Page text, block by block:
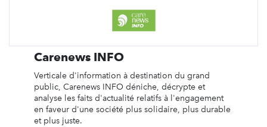
Carenews INFO
Verticale d'information à destination du grand
public, Carenews INFO déniche, décrypte et
analyse les faits d'actualité relatifs à l'engagement
en faveur d'une société plus solidaire, plus durable
et plus juste.